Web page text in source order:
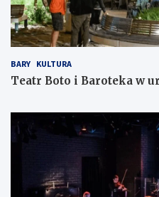
BARY KULTURA
Teatr Boto i Baroteka w